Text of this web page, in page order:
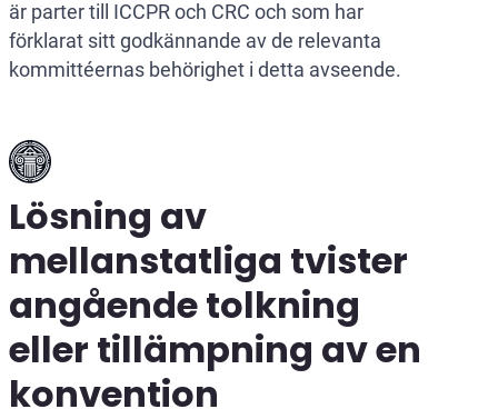
är parter till ICCPR och CRC och som har
förklarat sitt godkännande av de relevanta
kommittéernas behörighet i detta avseende.
Lösning av
mellanstatliga tvister
angående tolkning
eller tillämpning av en
konvention